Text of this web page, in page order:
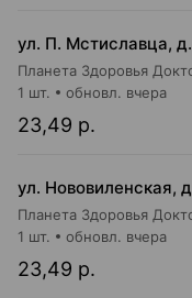
23,49 р.
1 шт. обновл. вчера
ул. Нововиленская,
23,49 р.
1 шт. обновл. вчера